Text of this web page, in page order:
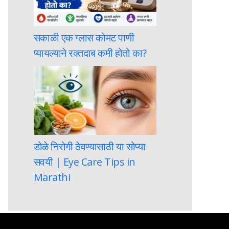
सकाळी एक ग्लास कोमट पाणी
प्यायल्याने रक्तदाब कमी होतो का?
डोळे निरोगी ठेवण्यासाठी या सोप्या
सवयी | Eye Care Tips in
Marathi